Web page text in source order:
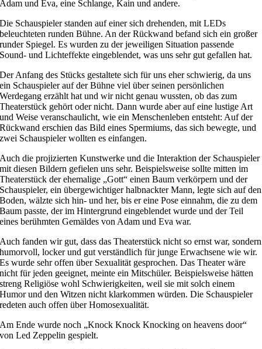
Adam und Eva, eine Schlange, Kain und andere.
Die Schauspieler standen auf einer sich drehenden, mit LEDs
beleuchteten runden Bühne. An der Rückwand befand sich ein großer
runder Spiegel. Es wurden zu der jeweiligen Situation passende
Sound- und Lichteffekte eingeblendet, was uns sehr gut gefallen hat.
Der Anfang des Stücks gestaltete sich für uns eher schwierig, da uns
ein Schauspieler auf der Bühne viel über seinen persönlichen
Werdegang erzählt hat und wir nicht genau wussten, ob das zum
Theaterstück gehört oder nicht. Dann wurde aber auf eine lustige Art
und Weise veranschaulicht, wie ein Menschenleben entsteht: Auf der
Rückwand erschien das Bild eines Spermiums, das sich bewegte, und
zwei Schauspieler wollten es einfangen.
Auch die projizierten Kunstwerke und die Interaktion der Schauspieler
mit diesen Bildern gefielen uns sehr. Beispielsweise sollte mitten im
Theaterstück der ehemalige „Gott“ einen Baum verkörpern und der
Schauspieler, ein übergewichtiger halbnackter Mann, legte sich auf den
Boden, wälzte sich hin- und her, bis er eine Pose einnahm, die zu dem
Baum passte, der im Hintergrund eingeblendet wurde und der Teil
eines berühmten Gemäldes von Adam und Eva war.
Auch fanden wir gut, dass das Theaterstück nicht so ernst war, sondern
humorvoll, locker und gut verständlich für junge Erwachsene wie wir.
Es wurde sehr offen über Sexualität gesprochen. Das Theater wäre
nicht für jeden geeignet, meinte ein Mitschüler. Beispielsweise hätten
streng Religiöse wohl Schwierigkeiten, weil sie mit solch einem
Humor und den Witzen nicht klarkommen würden. Die Schauspieler
redeten auch offen über Homosexualität.
Am Ende wurde noch „Knock Knock Knocking on heavens door“
von Led Zeppelin gespielt.